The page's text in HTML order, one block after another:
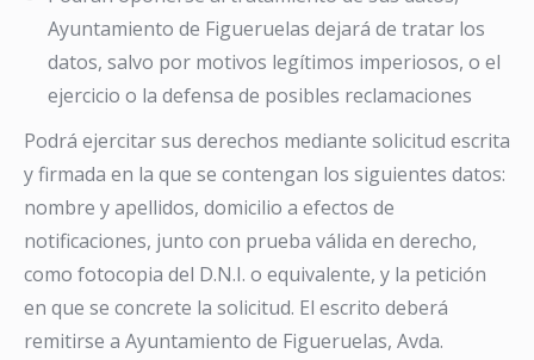
Ayuntamiento de Figueruelas dejará de tratar los
datos, salvo por motivos legítimos imperiosos, o el
ejercicio o la defensa de posibles reclamaciones
Podrá ejercitar sus derechos mediante solicitud escrita
y firmada en la que se contengan los siguientes datos:
nombre y apellidos, domicilio a efectos de
notificaciones, junto con prueba válida en derecho,
como fotocopia del D.N.I. o equivalente, y la petición
en que se concrete la solicitud. El escrito deberá
remitirse a Ayuntamiento de Figueruelas, Avda.